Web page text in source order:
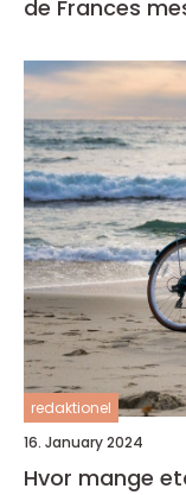
de Frances
redaktionel
16. January 2024
Hvor mange